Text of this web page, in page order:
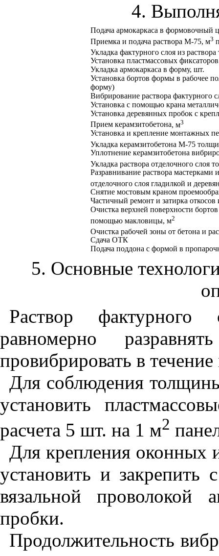
4.
Подача армокаркаса в формовочный
Приемка и подача раствора М-75, м3
Укладка фактурного слоя из
Установка пластмассовых
Укладка армокаркаса в форму, шт.
Установка бортов формы в рабочее
форму)
Вибрирование раствора фактурного
Установка с помощью крана
Установка деревянных пробок с
Прием керамзитобетона, м3
Установка и крепление монтажных
Укладка керамзитобетона М-75
Уплотнение керамзитобетона
Укладка раствора отделочного
Разравнивание раствора мастерками
отделочного слоя гладилкой и
Снятие мостовым краном
Частичный ремонт и затирка
Очистка верхней поверхности
помощью макловицы, м2
Очистка рабочей зоны от бетона и
Сдача OTК
Подача поддона с формой в
5. Основные
Раствор
равномерно
провибрировать в
Для соблюдения
установить
расчета 5 шт. на 1 м2
Для крепления оконных
установить и
вязальной проволокой
пробки.
Продолжительность